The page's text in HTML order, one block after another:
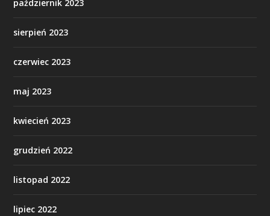
październik 2023
sierpień 2023
czerwiec 2023
maj 2023
kwiecień 2023
grudzień 2022
listopad 2022
lipiec 2022